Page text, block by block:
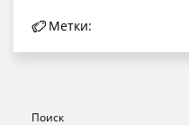
Метки:
Поиск